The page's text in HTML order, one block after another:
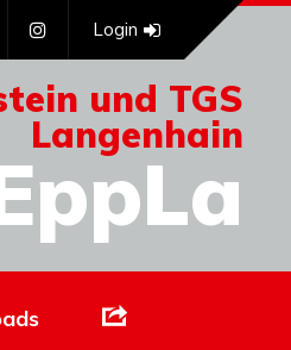
und TGS
Langenhain
Login